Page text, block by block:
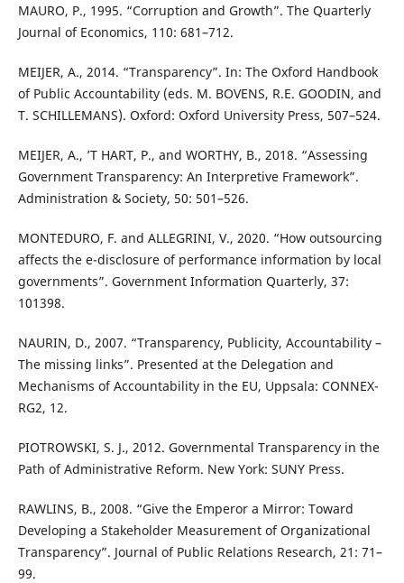
MAURO, P., 1995. “Corruption and Growth”. The Quarterly
Journal of Economics, 110: 681–712.
MEIJER, A., 2014. “Transparency”. In: The Oxford Handbook
of Public Accountability (eds. M. BOVENS, R.E. GOODIN, and
T. SCHILLEMANS). Oxford: Oxford University Press, 507–524.
MEIJER, A., ’T HART, P., and WORTHY, B., 2018. “Assessing
Government Transparency: An Interpretive Framework”.
Administration & Society, 50: 501–526.
MONTEDURO, F. and ALLEGRINI, V., 2020. “How outsourcing
affects the e-disclosure of performance information by local
governments”. Government Information Quarterly, 37:
101398.
NAURIN, D., 2007. “Transparency, Publicity, Accountability –
The missing links”. Presented at the Delegation and
Mechanisms of Accountability in the EU, Uppsala: CONNEX-
RG2, 12.
PIOTROWSKI, S. J., 2012. Governmental Transparency in the
Path of Administrative Reform. New York: SUNY Press.
RAWLINS, B., 2008. “Give the Emperor a Mirror: Toward
Developing a Stakeholder Measurement of Organizational
Transparency”. Journal of Public Relations Research, 21: 71–
99.